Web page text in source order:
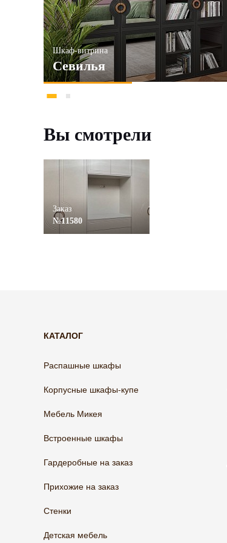
Шкаф-витрина
Севилья
Вы смотрели
Заказ
№11580
КАТАЛОГ
Распашные шкафы
Корпусные шкафы-купе
Мебель Микея
Встроенные шкафы
Гардеробные на заказ
Прихожие на заказ
Стенки
Детская мебель